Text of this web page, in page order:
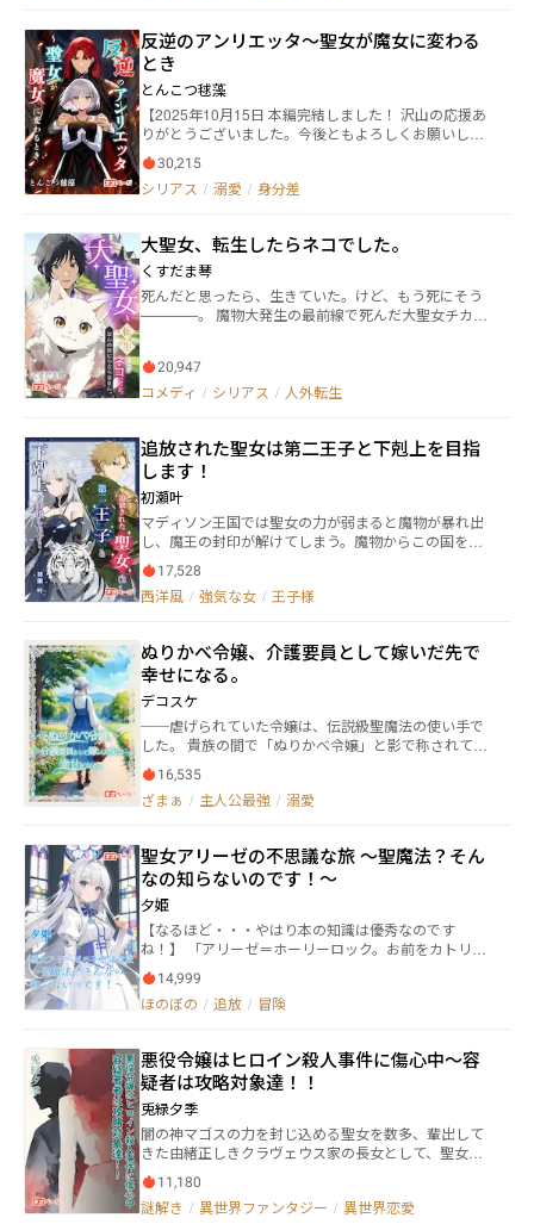
治める領主。醜い容姿をしており、余命わずかな中年
という噂がある。逆らう事も許されず、東部へ向かう
と、そこには噂とはかけ離れた容姿の美しい青年がい
た。病弱である彼に自身の不思議な力で治癒をすると
彼は瞬く間に回復する。そこからリリーの運命の歯車
が回り出す。
反逆のアンリエッタ～聖女が魔女に変わる
とき
とんこつ毬藻
【2025年10月15日 本編完結しました！ 沢山の応援あ
りがとうございました。今後ともよろしくお願いしま
す】 聖女の力、それはこの世界の女神より授かった奇
蹟の力。 大地を豊かにし、闇を浄化し、人々を癒す。
創世の時代より、聖女の加護により発展して来た魔法
リモワールの妹だった。 幼い頃よりアンリエッタは姉
と共に、聖女の妹として王宮のために力を使ってい
た。 力を使う事は心身の負担になっていたが、心優
しい姉と、このまま平穏な生活を送る筈だった……こ
の国の真実を知るまでは。 ある日、欲に塗れた貴
へ真実を伝える前に魔国へと追放されてしまう。 追放
された彼女を出迎えたのは魔国カオスローディアの暴
君とされる王子、レイス・グロウ・カオスロード。 ア
〝契り〟の契約という名の契約結婚!? それはアンリエ
ッタが魔女になる鍵を握っていて……。 純粋な姉はい
まも王子の寵愛を信じている。欲に塗れた貴族から姉
を護る事が出来るのは自分しかいない。 そう思ったア
ンリエッタは魔国の皇子と契約し、魔女になる事を決
意する。 すべてはお姉さまのために―― 【2026年3月3
日】 作品公開より沢山のご愛読いただき、感想や応援
もありがとうございました。公式様から発表がありま
した契約作品の有料化につきまして、本作「反逆のア
ンリエッタ」も対象となりました。(序盤は今まで通り
よろしくお願いします。
30,215
シリアス / 溺愛 / 身分差
大聖女、転生したらネコでした。
くすだま琴
死んだと思ったら、生きていた。けど、もう死にそう
————。 魔物大発生の最前線で死んだ大聖女チカ。
さに押しつぶされそう（物理）だけど、そこそこ平和
に暮らしている。 けれども前世を思い出してしまった
い。まさか猫が何かするなんて思わないよ。わたしの
ネコは完璧です！ 平和に暮らしながらも気になるのは
前世の母国がどうなったということ。 敬愛する皇帝陛
下の無事を気にしながらも、チカは今日も魔法伯にギ
ュウギュウとされるのだった。
20,947
コメディ / シリアス / 人外転生
追放された聖女は第二王子と下剋上を目指
します！
初瀬叶
マディソン王国では聖女の力が弱まると魔物が暴れ出
し、魔王の封印が解けてしまう。魔物からこの国を守
り、魔王の封印を改める為、国は急いで代替わりの聖
女を選ぶ聖女試験を行うことになった。 主人公のクラ
リスは聖なる力を持つ聖女候補としてその試験に挑
ご了承下さい
17,528
西洋風 / 強気な女 / 王子様
ぬりかべ令嬢、介護要員として嫁いだ先で
幸せになる。
デコスケ
──虐げられていた令嬢は、伝説級聖魔法の使い手で
した。 貴族の間で「ぬりかべ令嬢」と影で称されてい
る侯爵令嬢ユーフェミア。 義母と義妹に虐げられなが
らも、彼女は初恋の「ハル」という少年と再会する日
を夢見ていたのだが、ある日義母から悪評高い貴族と
会で働きながら、帝国へ行く準備を始めたのだが、そ
こでユーフェミアが無意識に使っていた魔法が実は聖
女、大魔導師レベルの伝説級聖魔法だった事を知る。
そんなユーフェミアが作り出す化粧水は聖水並み、編
んだブレスレットは聖宝レベル、お化け避けの結界は
聖域に。 そしてユーフェミアを巡り、帝国・法国・魔
導国の三大国が、世界が動き出す──。 応援有難うご
ざいます！とても励みになります！感謝ー！＼＼\\٩(
'ω' )و //／／ 書籍版全二巻発売中です。 WEB版とは違う
様の無料お試し版をどうぞ！
16,535
ざまぁ / 主人公最強 / 溺愛
聖女アリーゼの不思議な旅 ～聖魔法？そん
なの知らないのです！～
夕姫
【なるほど・・・やはり本の知識は優秀なのです
ね！】 「アリーゼ＝ホーリーロック。お前をカトリー
ナ教会の聖女の任務から破門にする。話しは以上だ。
荷物をまとめてここから立ち去れこの「異端の魔女」
が！」 カトリーナ教会の聖女として在籍していたアリ
しまう。 それを同じカトリーナ教会の聖女マルセナに
オイゲン大司教に密告されることで、「異端の魔女」
扱いを受け教会から破門にされてしまった。そう聖魔
法が使えない聖女など「いらん」と。 でもアリーゼは
めげなかった。逆にそんな小さな教会の聖女ではな
く、逆に世界を旅して世界の聖女になればいいのだ
と。そして自分を追い出したこと後悔させてやる。聖
魔法？そんなの知らないのです！と。 そんなアリーゼ
は誰よりも「本」で培った知識が豊富だった。自分の
14,999
ほのぼの / 追放 / 冒険
悪役令嬢はヒロイン殺人事件に傷心中～容
疑者は攻略対象達！！
兎緑夕季
闇の神マゴスの力を封じ込める聖女を数多、輩出して
きた由緒正しきクラヴェウス家の長女として、聖女と
なるべく教育を受けてきたソフィア。しかし、彼女に
はその資格がなかった。それでも諦めない祖母の狂気
により、孤独を抱えたまま悪女に相応しいふるまいを
11,180
謎解き / 異世界ファンタジー / 異世界恋愛